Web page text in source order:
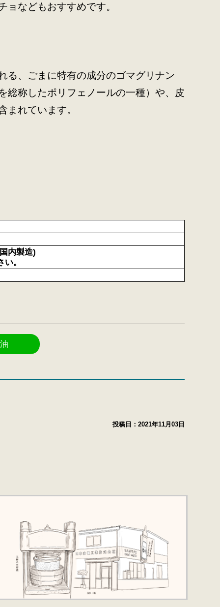
などもおすすめです。
る、ごまに特有の成分のゴマグリナン
総称したポリフェノールの一種）や、皮
まれています。
内製造)
。
投稿日： 2021年11月03日